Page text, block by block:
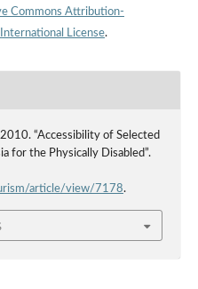
Commons Attribution-
License.
“Accessibility of Selected
for the Physically Disabled”.
article/view/7178.